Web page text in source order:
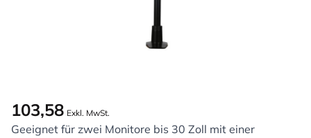
103,58 Exkl. MwSt.
Geeignet für zwei Monitore bis 30 Zoll mit einer